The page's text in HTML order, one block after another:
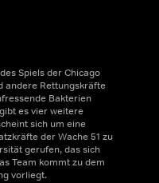
Spiels der Chicago
andere Rettungskräfte
Bakterien
es vier weitere
sich um eine
der Wache 51 zu
gerufen, das sich
Team kommt zu dem
vorliegt.